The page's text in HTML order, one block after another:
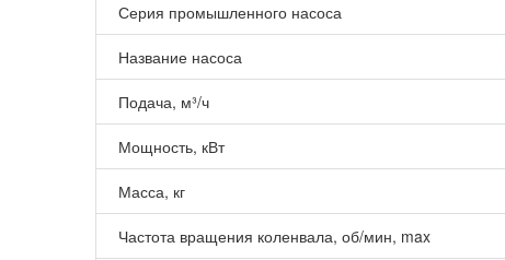
Серия промышленного насоса
Название насоса
Подача, м³/ч
Мощность, кВт
Масса, кг
Частота вращения коленвала, об/мин, max